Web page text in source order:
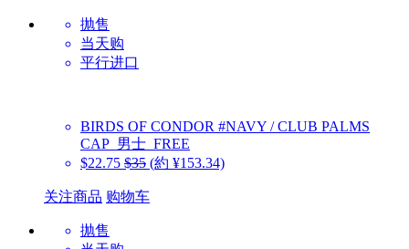
抛售
当天购
平行进口
BIRDS OF CONDOR #NAVY / CLUB PALMS
CAP_男士_FREE
$22.75 $35 (約 ¥153.34)
关注商品 购物车
抛售